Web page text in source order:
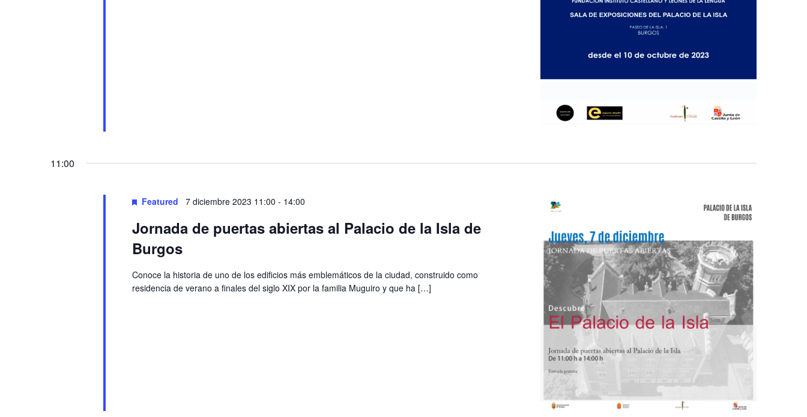
11:00
Featured 7 diciembre 2023 11:00 - 14:00
Jornada de puertas abiertas al Palacio de la Isla de
Burgos
Conoce la historia de uno de los edificios más emblemáticos de la ciudad, construido como
residencia de verano a finales del siglo XIX por la familia Muguiro y que ha […]